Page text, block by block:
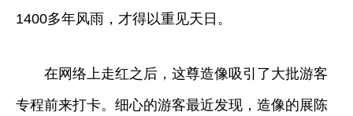
1400多年风雨，才得以重见天日。
在网络上走红之后，这尊造像吸引了大批游客
专程前来打卡。细心的游客最近发现，造像的展陈